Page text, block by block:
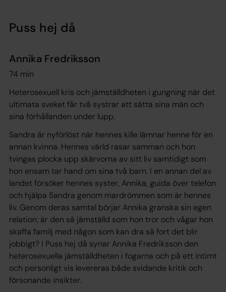
Puss hej då
Annika Fredriksson
74 min
Heterosexuell kris och jämställdheten i gungning när det
ultimata sveket får två systrar att sätta sina män och
sina förhållanden under lupp.
Sandra är nyförlöst när hennes kille lämnar henne för en
annan kvinna. Hennes värld rasar samman och hon
tvingas plocka upp skärvorna av sitt liv samtidigt som
hon ensam tar hand om sina två barn. I en annan del av
landet försöker hennes syster, Annika, guida över telefon
och hjälpa Sandra genom mardrömmen som är hennes
liv. Genom deras samtal börjar Annika granska sin egen
relation; är den så jämställd som hon tror och vågar hon
skaffa familj med någon som kan dra så fort det blir
jobbigt? I Puss hej då synar Annika Fredriksson den
heterosexuella jämställdheten i fogarna och på ett intimt
och personligt vis levereras både svidande kritik och
försonande insikter.